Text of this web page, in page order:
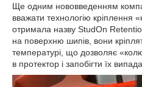
Ще одним нововведенням
вважати технологію кріплення
отримала назву StudOn
на поверхню шипів, вони
температурі, що дозволяє
в протектор і запобігти їх